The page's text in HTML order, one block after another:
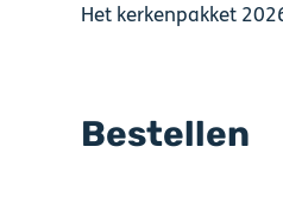
Het kerkenpakket
Bestellen